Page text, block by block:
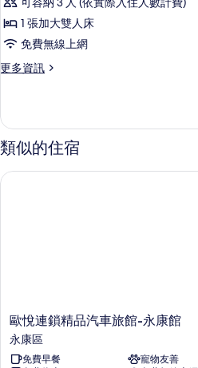
客
房
所
相
片
1 張加大雙人床
免費無線上網
更多資訊
更
客
房
的
情
類似的住宿
歐
悅
連
鎖
歐悅連鎖精品汽車旅館-永康館
永康區
免費早餐
寵物友善
歐悅連鎖精品汽車旅館-永康館